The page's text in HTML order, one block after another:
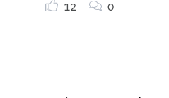
12 0